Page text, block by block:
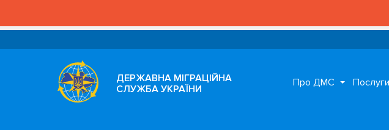
ДЕРЖАВНА МІГРАЦІЙНА
СЛУЖБА УКРАЇНИ
Про ДМС Послуги